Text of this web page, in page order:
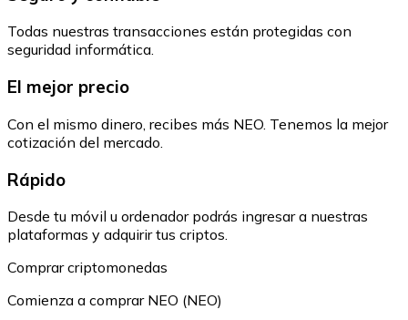
Todas nuestras transacciones están protegidas con
seguridad informática.
El mejor precio
Con el mismo dinero, recibes más NEO. Tenemos la mejor
cotización del mercado.
Rápido
Desde tu móvil u ordenador podrás ingresar a nuestras
plataformas y adquirir tus criptos.
Comprar criptomonedas
Comienza a comprar NEO (NEO)